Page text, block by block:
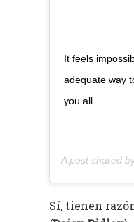
It feels
adequate way
you all.
A post shared
Sí, tienen